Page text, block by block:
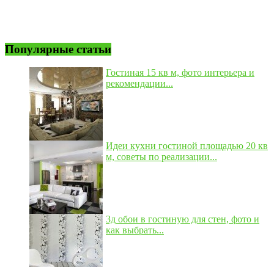
Популярные статьи
Гостиная 15 кв м, фото интерьера и
рекомендации...
Идеи кухни гостиной площадью 20 кв
м, советы по реализации...
3д обои в гостиную для стен, фото и
как выбрать...